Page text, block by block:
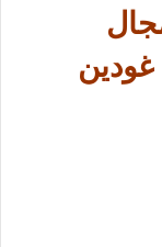
غودين